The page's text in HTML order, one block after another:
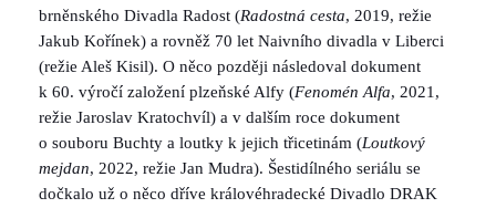
brněnského Divadla Radost (Radostná cesta, 2019, režie
Jakub Kořínek) a rovněž 70 let Naivního divadla v Liberci
(režie Aleš Kisil). O něco později následoval dokument
k 60. výročí založení plzeňské Alfy (Fenomén Alfa, 2021,
režie Jaroslav Kratochvíl) a v dalším roce dokument
o souboru Buchty a loutky k jejich třicetinám (Loutkový
mejdan, 2022, režie Jan Mudra). Šestidílného seriálu se
dočkalo už o něco dříve královéhradecké Divadlo DRAK